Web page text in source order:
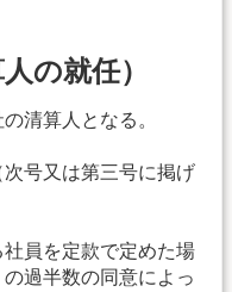
の就任）
清算人となる。
号又は第三号に掲げ
員を定款で定めた場
過半数の同意によっ